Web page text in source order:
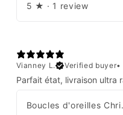
5 ★ · 1 review
Vianney L.
Verified buyer•
Parfait état, livraison ultra